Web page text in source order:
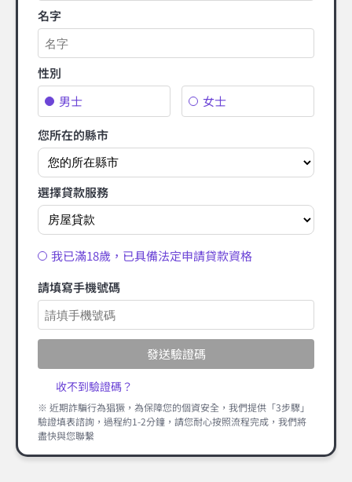
名字
性別
男士
女士
您所在的縣市
選擇貸款服務
我已滿18歲，已具備法定申請貸款資格
請填寫手機號碼
發送驗證碼
收不到驗證碼？
※ 近期詐騙行為猖獗，為保障您的個資安全，我們提供「3步驟」
驗證填表諮詢，過程約1-2分鐘，請您耐心按照流程完成，我們將
盡快與您聯繫